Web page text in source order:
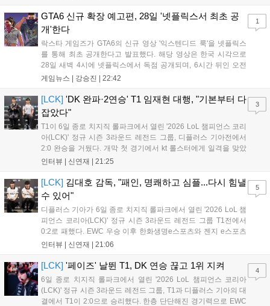
가 특징입니다. 정식 출시를 앞두고 탄탄한 게임성을 선보여 기대
감을 높였습니다....
GTA6 신규 확장 예고편, 28일 '넷플릭스서 최초 공
개'한다
락스타 게임즈가 GTA6의 신규 영상 '익스텐디드 룩'을 넷플릭스
를 통해 최초 공개한다고 발표했다. 해당 영상은 한국 시각으로
28일 새벽 4시에 넷플릭스에서 독점 공개되며, 6시간 뒤인 오전
10시부터 공식 유튜브와 홈페이지에서도 확인할 수 있다. 기존보
이례적인 협업이 향후 게임 마케팅 방식에 어떤 변화를 가져올지
전 세계 팬들의 이목이 쏠리고 있다....
게임뉴스 | 강승진 | 22:42
1
[LCK] 'DK 완파·2연승' T1 임재현 대행, "기본부터 다
잡았다"
T1이 6일 종로 치지직 롤파크에서 열린 '2026 LoL 챔피언스 코리
아(LCK)' 정규 시즌 3라운드 레전드 그룹, 디플러스 기아전에서
2:0 완승을 거뒀다. 개막 첫 경기에서 kt 롤스터에게 일격을 맞았
지만, 젠지 e스포츠의 홈 경기에서 원정 승리를 챙기며 분위기를
한 모습이었다. 다음은...
인터뷰 | 신연재 | 21:25
3
[LCK] 김대호 감독, "패인, 명쾌하고 심플...다시 힘낼
수 있어"
디플러스 기아가 6일 종로 치지직 롤파크에서 열린 '2026 LoL 챔
피언스 코리아(LCK)' 정규 시즌 3라운드 레전드 그룹 T1전에서
0:2로 패했다. EWC 우승 이후 한화생명e스포츠와 젠지 e스포츠
를 잡아내며 기세를 끌어올렸지만, 경기력이 제 궤도에 오른 T1은
"오늘 져서 너무 아쉽다"...
인터뷰 | 신연재 | 21:06
5
[LCK] '페이즈' 날뛴 T1, DK 연승 끊고 1위 지켜
6일 종로 치지직 롤파크에서 열린 '2026 LoL 챔피언스 코리아
(LCK)' 정규 시즌 3라운드 레전드 그룹, T1과 디플러스 기아의 대
결에서 T1이 2:0으로 승리했다. 한층 단단해진 경기력으로 EWC
4